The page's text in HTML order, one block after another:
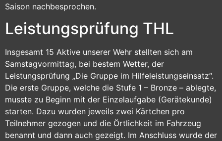
Saison nachbesprochen.
Leistungsprüfung THL
Insgesamt 15 Aktive unserer Wehr stellten sich am
Samstagvormittag, bei bestem Wetter, der
Leistungsprüfung „Die Gruppe im Hilfeleistungseinsatz“.
Die erste Gruppe, welche die Stufe 1 – Bronze – ablegte,
musste zu Beginn mit der Einzelaufgabe (Gerätekunde)
starten. Dazu wurden jeweils zwei Kärtchen pro
Teilnehmer gezogen und die Örtlichkeit im Fahrzeug
benannt und dann auch gezeigt. Im Anschluss wurde der